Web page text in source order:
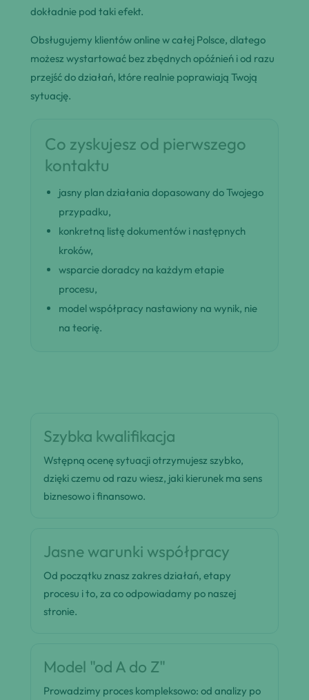
dokładnie pod taki efekt.
Obsługujemy klientów online w całej Polsce, dlatego
możesz wystartować bez zbędnych opóźnień i od razu
przejść do działań, które realnie poprawiają Twoją
sytuację.
Co zyskujesz od pierwszego
kontaktu
jasny plan działania dopasowany do Twojego
przypadku,
konkretną listę dokumentów i następnych
kroków,
wsparcie doradcy na każdym etapie
procesu,
model współpracy nastawiony na wynik, nie
na teorię.
Szybka kwalifikacja
Wstępną ocenę sytuacji otrzymujesz szybko,
dzięki czemu od razu wiesz, jaki kierunek ma sens
biznesowo i finansowo.
Jasne warunki współpracy
Od początku znasz zakres działań, etapy
procesu i to, za co odpowiadamy po naszej
stronie.
Model "od A do Z"
Prowadzimy proces kompleksowo: od analizy po